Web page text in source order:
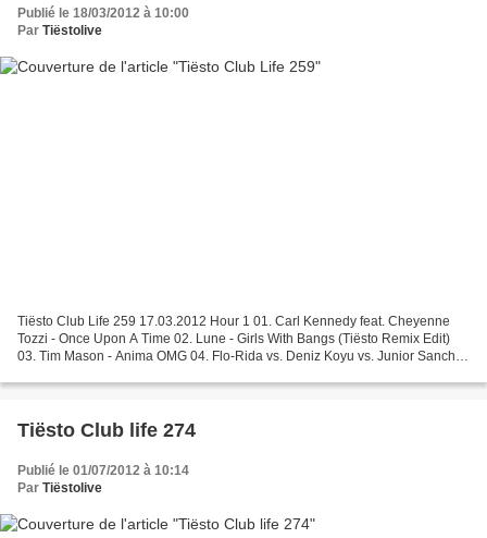
Publié le 18/03/2012 à 10:00
Par Tiëstolive
Tiësto Club Life 259 17.03.2012 Hour 1 01. Carl Kennedy feat. Cheyenne
Tozzi - Once Upon A Time 02. Lune - Girls With Bangs (Tiësto Remix Edit)
03. Tim Mason - Anima OMG 04. Flo-Rida vs. Deniz Koyu vs. Junior Sanchez
Tiësto Club life 274
Publié le 01/07/2012 à 10:14
Par Tiëstolive